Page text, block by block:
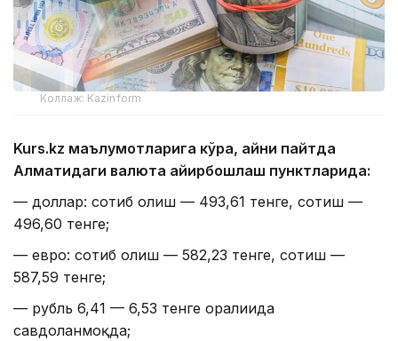
Коллаж: Kazinform
Kurs.kz маълумотларига кўра, айни пайтда
Алматидаги валюта айирбошлаш пунктларида:
— доллар: сотиб олиш — 493,61 тенге, сотиш —
496,60 тенге;
— евро: сотиб олиш — 582,23 тенге, сотиш —
587,59 тенге;
— рубль 6,41 — 6,53 тенге оралиғида
савдоланмоқда;